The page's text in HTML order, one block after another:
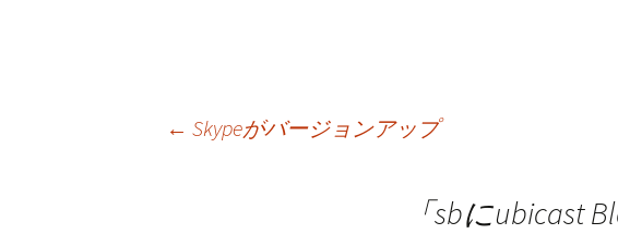
← Skypeがバージョンアップ
「sbにubicast